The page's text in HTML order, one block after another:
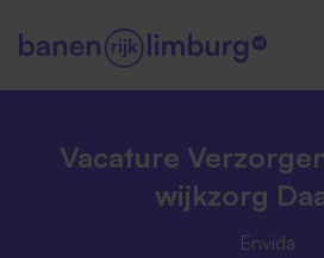
Vacature
wijkzorg
Envida